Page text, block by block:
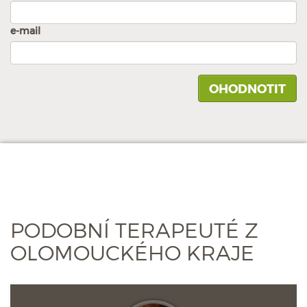
e-mail
PODOBNÍ TERAPEUTÉ Z
OLOMOUCKÉHO KRAJE